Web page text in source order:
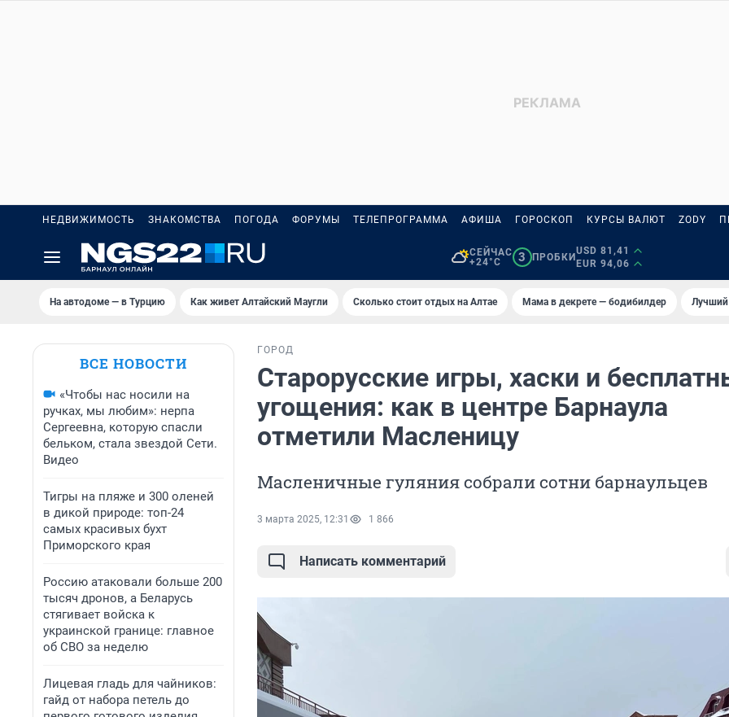
НЕДВИЖИМОСТЬ ЗНАКОМСТВА ПОГОДА ФОРУМЫ ТЕЛЕПРОГРАММА АФИША ГОРОСКОП КУРСЫ ВАЛЮТ ZODY
СЕЙЧАС
+24°C
3 ПРОБКИ
USD 81,41
EUR 94,06
На автодоме — в Турцию Как живет Алтайский Маугли Сколько стоит отдых на Алтае Мама в декрете — бодибилдер
ВСЕ НОВОСТИ
«Чтобы нас носили на
ручках, мы любим»: нерпа
Сергеевна, которую спасли
бельком, стала звездой Сети.
Видео
Тигры на пляже и 300 оленей
в дикой природе: топ-24
самых красивых бухт
Приморского края
Россию атаковали больше 200
тысяч дронов, а Беларусь
стягивает войска к
украинской границе: главное
об СВО за неделю
Лицевая гладь для чайников:
гайд от набора петель до
ГОРОД
Старорусские игры, хаски и
угощения: как в центре Барнаула
отметили Масленицу
Масленичные гуляния собрали сотни барнаульцев
3 марта 2025, 12:31 1 866
Написать комментарий